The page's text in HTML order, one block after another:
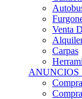
Venta
Carpas
ANUNCIOS